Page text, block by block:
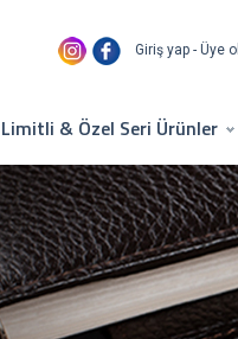
Giriş yap - Üye ol
Limitli & Özel Seri Ürünler